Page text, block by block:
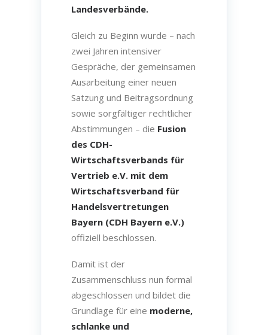
Landesverbände.
Gleich zu Beginn wurde – nach
zwei Jahren intensiver
Gespräche, der gemeinsamen
Ausarbeitung einer neuen
Satzung und Beitragsordnung
sowie sorgfältiger rechtlicher
Abstimmungen – die Fusion
des CDH-
Wirtschaftsverbands für
Vertrieb e.V. mit dem
Wirtschaftsverband für
Handelsvertretungen
Bayern (CDH Bayern e.V.)
offiziell beschlossen.
Damit ist der
Zusammenschluss nun formal
abgeschlossen und bildet die
Grundlage für eine moderne,
schlanke und